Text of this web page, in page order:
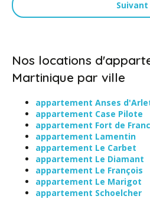
Suivant
Nos locations
Martinique par ville
appartement Anses
appartement Case Pilote
appartement Fort de
appartement Lamentin
appartement Le Carbet
appartement Le Diamant
appartement Le François
appartement Le Marigot
appartement Schoelcher